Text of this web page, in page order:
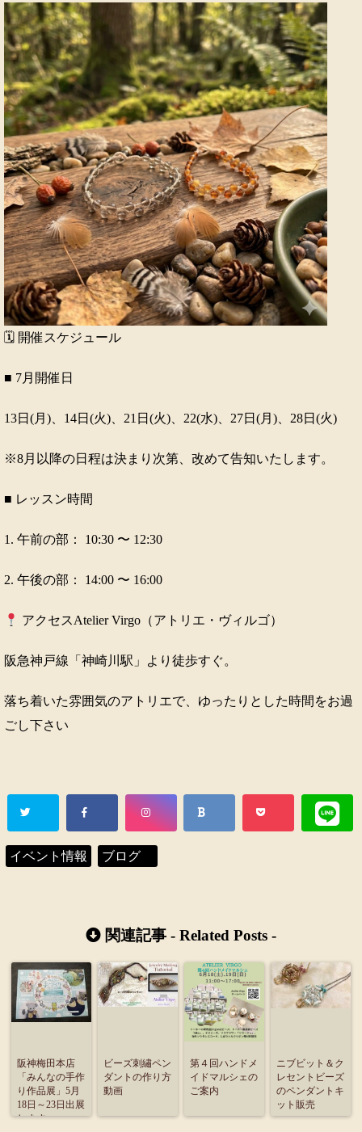
🗓 開催スケジュール
■ 7月開催日
13日(月)、14日(火)、21日(火)、22(水)、27日(月)、28日(火)
※8月以降の日程は決まり次第、改めて告知いたします。
■ レッスン時間
1. 午前の部： 10:30 〜 12:30
2. 午後の部： 14:00 〜 16:00
アクセスAtelier Virgo（アトリエ・ヴィルゴ）
阪急神戸線「神崎川駅」より徒歩すぐ。
落ち着いた雰囲気のアトリエで、ゆったりとした時間をお過
ごし下さい
イベント情報 ブログ
関連記事 - Related Posts -
阪神梅田本店
「みんなの手作
り作品展」5月
18日～23日出展
します。
ビーズ刺繡ペン
ダントの作り方
動画
第４回ハンドメ
イドマルシェの
ご案内
ニブビット＆ク
レセントビーズ
のペンダントキ
ット販売